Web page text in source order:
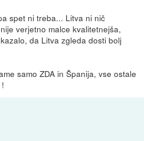
spet ni treba... Litva ni nič
verjetno malce kvalitetnejša,
da Litva zgleda dosti bolj
samo ZDA in Španija, vse ostale